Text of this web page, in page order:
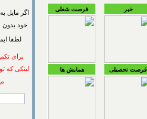
خبر فرصت شغلی
فرصت تحصیلی همایش ها
اگر مایل
خود بدون
لطفا
برای
لینکی که